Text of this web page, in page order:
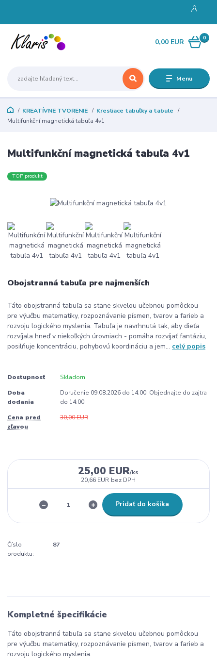
Menu
0
0,00 EUR
KREATÍVNE TVORENIE
Kresliace tabuľky a tabule
Multifunkční magnetická tabuľa 4v1
Multifunkční magnetická tabuľa 4v1
TOP produkt
Obojstranná tabuľa pre najmenších
Táto obojstranná tabuľa sa stane skvelou učebnou pomôckou
pre výučbu matematiky, rozpoznávanie písmen, tvarov a farieb a
rozvoju logického myslenia. Tabuľa je navrhnutá tak, aby dieťa
rozvíjala hneď v niekoľkých úrovniach - pomáha rozvíjať fantáziu,
posilňuje koncentráciu, pohybovú koordináciu a jem... celý popis
Dostupnosť Skladom
Doba
dodania
Doručenie 09.08.2026 do 14:00. Objednajte do zajtra
do 14:00
Cena pred
zľavou
30,00 EUR
25,00 EUR/ks
20,66 EUR bez DPH
Pridať do košíka
Číslo
produktu:
87
Kompletné špecifikácie
Táto obojstranná tabuľa sa stane skvelou učebnou pomôckou
pre výučbu matematiky, rozpoznávanie písmen, tvarov a farieb a
rozvoju logického myslenia.